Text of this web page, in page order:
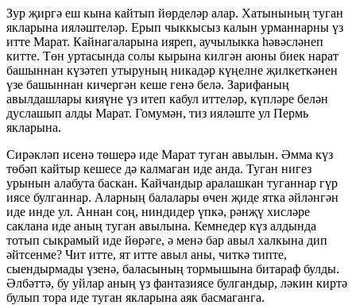
Зур җиргә еш кына кайтып йөрделәр алар. Хатынының туган
якларына ияләштеләр. Ерып чыккысыз калын урманнарны үз
итте Марат. Кайнагаларына ияреп, аучылыкка һәвәсләнеп
китте. Төн уртасында солы кырына килгән аюны биек нарат
башыннан күзәтеп утыруның никадәр күңелне җилкеткәнен
үзе башыннан кичергән кеше генә белә. Зарифаның
авылдашлары кияүне үз итеп кабул иттеләр, күпләре белән
дуслашып алды Марат. Гомумән, тиз ияләште ул Пермь
якларына.
Сирәкләп исенә төшерә иде Марат туган авылын. Әмма күз
төбәп кайтыр кешесе дә калмаган иде анда. Туган нигез
урынын алабута баскан. Кайчандыр аралашкан туганнар гүр
иясе булганнар. Аларның балалары өчен җиде ятка әйләнгән
иде инде ул. Аннан соң, ниндидер үпкә, рәнҗү хисләре
саклана иде аның туган авылына. Кемнедер күз алдында
тотып сыкрамый иде йөрәге, ә менә бар авыл халкына дип
әйтсенме? Чит итте, ят итте авыл аны, читкә типте,
сыендырмады үзенә, баласының тормышына битараф булды.
Әлбәттә, бу уйлар аның үз фантазиясе булгандыр, ләкин киртә
булып тора иде туган якларына аяк басмаганга.